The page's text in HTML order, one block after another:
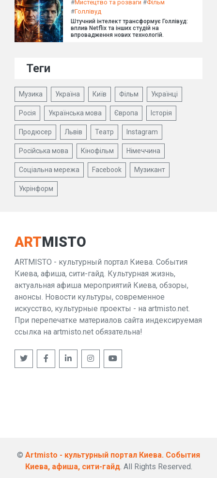
#Мистецтво та розваги #Фільм
#Голлівуд
Штучний інтелект трансформує Голлівуд:
вплив Netflix та інших студій на
впровадження нових технологій.
Теги
Музика Україна Київ Фільм Українці
Росія Українська мова Європа Історія
Продюсер Львів Театр Instagram
Російська мова Кінофільм Німеччина
Соціальна мережа Facebook Музикант
Укрінформ
ARTMISTO
ARTMISTO - культурный портал Киева. События
Киева, афиша, сити-гайд. Культурная жизнь,
актуальная афиша мероприятий Киева, обзоры,
анонсы. Новости культуры, современное
искусство, культурные проекты - на artmisto.net.
При перепечатке материалов сайта индексируемая
ссылка на artmisto.net обязательна!
© Artmisto - культурный портал Киева. События
Киева, афиша, сити-гайд. All Rights Reserved.